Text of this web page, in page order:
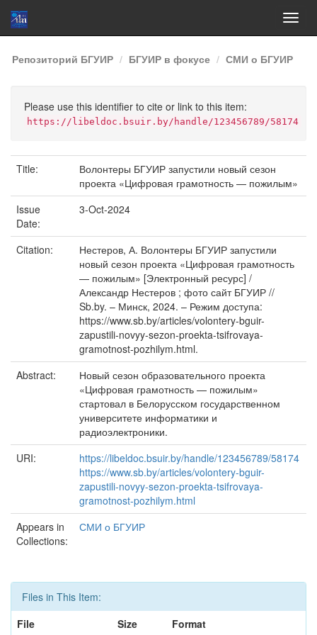
Skip
navigation
Репозиторий БГУИР БГУИР в фокусе СМИ о БГУИР
Please use this identifier to cite or link to this item:
https://libeldoc.bsuir.by/handle/123456789/58174
Title:
Волонтеры БГУИР запустили новый сезон
проекта «Цифровая грамотность — пожилым»
Issue
Date:
3-Oct-2024
Citation:
Нестеров, А. Волонтеры БГУИР запустили
новый сезон проекта «Цифровая грамотность
— пожилым» [Электронный ресурс] /
Александр Нестеров ; фото сайт БГУИР //
Sb.by. – Минск, 2024. – Режим доступа:
https://www.sb.by/articles/volontery-bguir-
zapustili-novyy-sezon-proekta-tsifrovaya-
gramotnost-pozhilym.html.
Abstract:
Новый сезон образовательного проекта
«Цифровая грамотность — пожилым»
стартовал в Белорусском государственном
университете информатики и
радиоэлектроники.
URI:
https://libeldoc.bsuir.by/handle/123456789/58174
https://www.sb.by/articles/volontery-bguir-
zapustili-novyy-sezon-proekta-tsifrovaya-
gramotnost-pozhilym.html
Appears in
Collections:
СМИ о БГУИР
Files in This Item:
File
Size Format